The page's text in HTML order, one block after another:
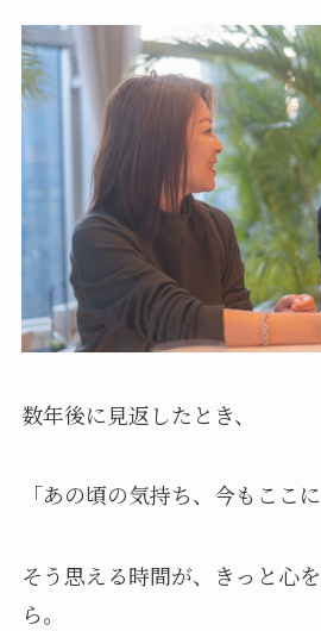
数年後に見返したとき、
「あの頃の気持ち、今もここに
そう思える時間が、きっと心
ら。